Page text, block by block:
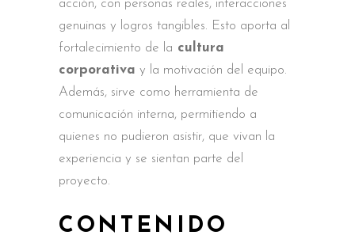
acción, con personas reales, interacciones
genuinas y logros tangibles. Esto aporta al
fortalecimiento de la cultura
corporativa y la motivación del equipo.
Además, sirve como herramienta de
comunicación interna, permitiendo a
quienes no pudieron asistir, que vivan la
experiencia y se sientan parte del
proyecto.
CONTENIDO